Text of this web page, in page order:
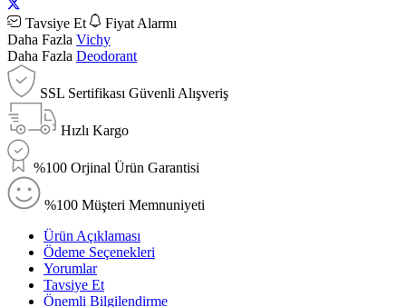
Tavsiye Et
Fiyat Alarmı
Daha Fazla Vichy
Daha Fazla Deodorant
SSL Sertifikası Güvenli Alışveriş
Hızlı Kargo
%100 Orjinal Ürün Garantisi
%100 Müşteri Memnuniyeti
Ürün Açıklaması
Ödeme Seçenekleri
Yorumlar
Tavsiye Et
Önemli Bilgilendirme